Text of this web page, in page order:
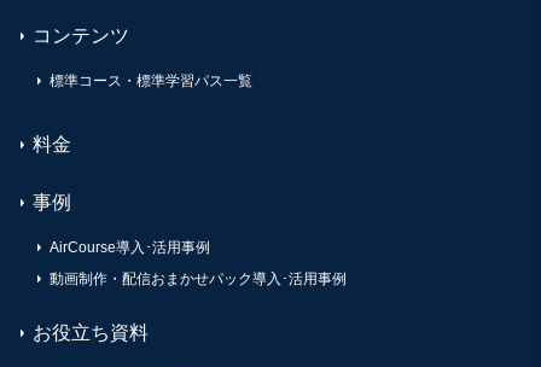
コンテンツ
標準コース・標準学習パス一覧
料金
事例
AirCourse導入･活用事例
動画制作・配信おまかせパック導入･活用事例
お役立ち資料